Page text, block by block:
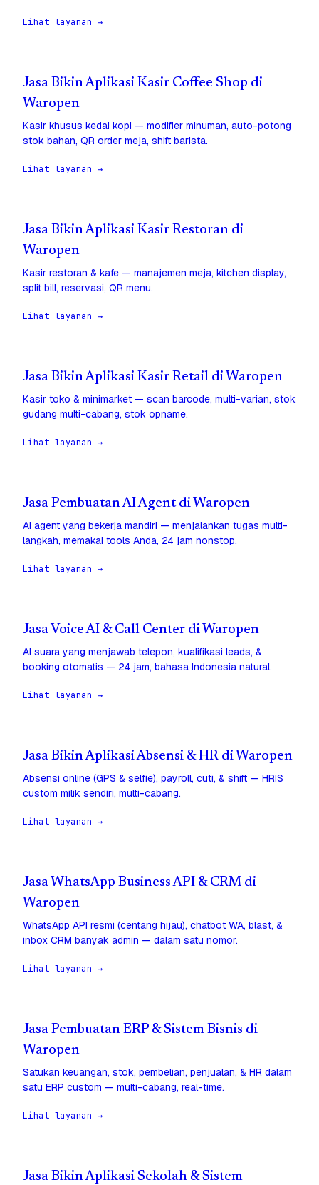
Lihat layanan →
Jasa Bikin Aplikasi Kasir Coffee Shop di
Waropen
Kasir khusus kedai kopi — modifier minuman, auto-potong
stok bahan, QR order meja, shift barista.
Lihat layanan →
Jasa Bikin Aplikasi Kasir Restoran di
Waropen
Kasir restoran & kafe — manajemen meja, kitchen display,
split bill, reservasi, QR menu.
Lihat layanan →
Jasa Bikin Aplikasi Kasir Retail di Waropen
Kasir toko & minimarket — scan barcode, multi-varian, stok
gudang multi-cabang, stok opname.
Lihat layanan →
Jasa Pembuatan AI Agent di Waropen
AI agent yang bekerja mandiri — menjalankan tugas multi-
langkah, memakai tools Anda, 24 jam nonstop.
Lihat layanan →
Jasa Voice AI & Call Center di Waropen
AI suara yang menjawab telepon, kualifikasi leads, &
booking otomatis — 24 jam, bahasa Indonesia natural.
Lihat layanan →
Jasa Bikin Aplikasi Absensi & HR di Waropen
Absensi online (GPS & selfie), payroll, cuti, & shift — HRIS
custom milik sendiri, multi-cabang.
Lihat layanan →
Jasa WhatsApp Business API & CRM di
Waropen
WhatsApp API resmi (centang hijau), chatbot WA, blast, &
inbox CRM banyak admin — dalam satu nomor.
Lihat layanan →
Jasa Pembuatan ERP & Sistem Bisnis di
Waropen
Satukan keuangan, stok, pembelian, penjualan, & HR dalam
satu ERP custom — multi-cabang, real-time.
Lihat layanan →
Jasa Bikin Aplikasi Sekolah & Sistem